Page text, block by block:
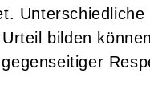
Unterschiedliche
bilden